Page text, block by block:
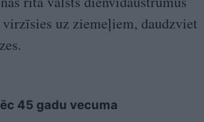
uz ziemeļiem, daudzviet
45 gadu vecuma